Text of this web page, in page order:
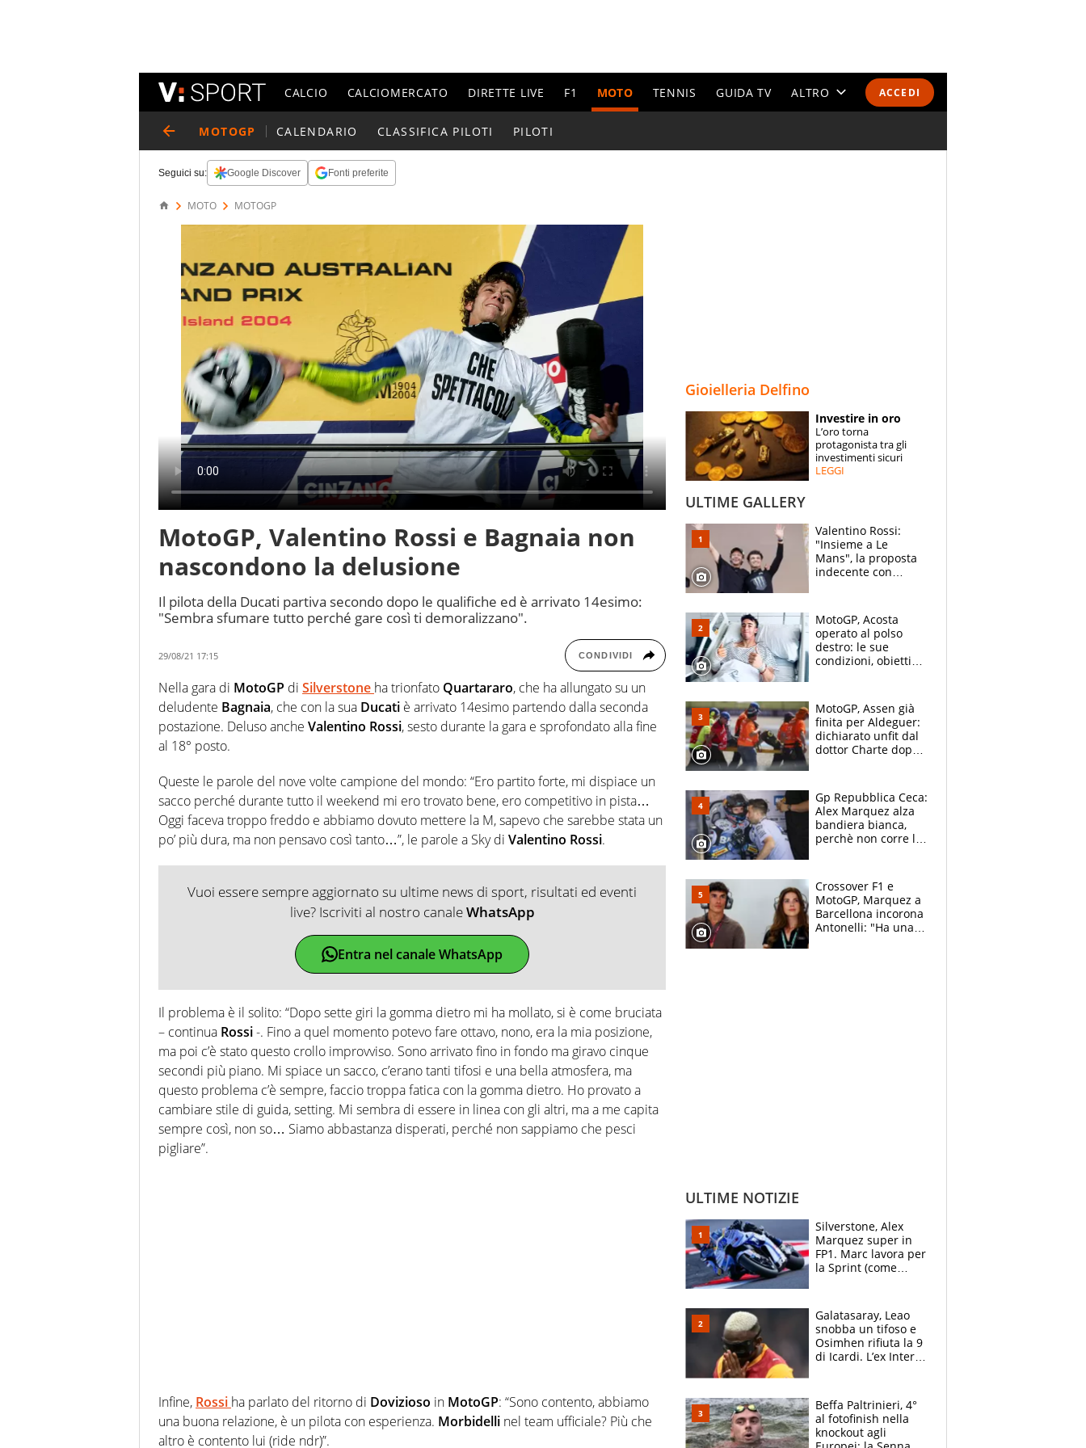
ACCEDI
CALCIO CALCIOMERCATO DIRETTE LIVE F1 MOTO TENNIS GUIDA TV ALTRO
ESPERTI
CONTATTI
MOTOGP CALENDARIO CLASSIFICA PILOTI PILOTI
Seguici su: Google Discover Fonti preferite
MOTO MOTOGP
MotoGP, Valentino Rossi e Bagnaia non
nascondono la delusione
Il pilota della Ducati partiva secondo dopo le qualifiche ed è arrivato 14esimo:
"Sembra sfumare tutto perché gare così ti demoralizzano".
29/08/21 17:15 CONDIVIDI
Nella gara di MotoGP di Silverstone ha trionfato Quartararo, che ha allungato su un
deludente Bagnaia, che con la sua Ducati è arrivato 14esimo partendo dalla seconda
postazione. Deluso anche Valentino Rossi, sesto durante la gara e sprofondato alla fine
al 18° posto.
Queste le parole del nove volte campione del mondo: “Ero partito forte, mi dispiace un
sacco perché durante tutto il weekend mi ero trovato bene, ero competitivo in pista…
Oggi faceva troppo freddo e abbiamo dovuto mettere la M, sapevo che sarebbe stata un
po’ più dura, ma non pensavo così tanto…”, le parole a Sky di Valentino Rossi.
Vuoi essere sempre aggiornato su ultime news di sport, risultati ed eventi
live? Iscriviti al nostro canaleWhatsApp
Entra nel canale WhatsApp
Il problema è il solito: “Dopo sette giri la gomma dietro mi ha mollato, si è come bruciata
– continua Rossi-. Fino a quel momento potevo fare ottavo, nono, era la mia posizione,
ma poi c’è stato questo crollo improvviso. Sono arrivato fino in fondo ma giravo cinque
secondi più piano. Mi spiace un sacco, c’erano tanti tifosi e una bella atmosfera, ma
questo problema c’è sempre, faccio troppa fatica con la gomma dietro. Ho provato a
cambiare stile di guida, setting. Mi sembra di essere in linea con gli altri, ma a me capita
sempre così, non so… Siamo abbastanza disperati, perché non sappiamo che pesci
pigliare”.
Infine, Rossi ha parlato del ritorno di Dovizioso in MotoGP: “Sono contento, abbiamo
una buona relazione, è un pilota con esperienza. Morbidelli nel team ufficiale? Più che
altro è contento lui (ride ndr)”.
Gioielleria Delfino
Investire in oro
L’oro torna
protagonista tra gli
investimenti sicuri
LEGGI
ULTIME GALLERY
Valentino Rossi:
"Insieme a Le
Mans", la proposta
indecente con
Goodwood
MotoGP, Acosta
operato al polso
destro: le sue
condizioni, obiettivo
MotoGP, Assen già
finita per Aldeguer:
dichiarato unfit dal
dottor Charte dopo
Gp Repubblica Ceca:
Alex Marquez alza
bandiera bianca,
perchè non corre la
Crossover F1 e
MotoGP, Marquez a
Barcellona incorona
Antonelli: "Ha una
ULTIME NOTIZIE
Silverstone, Alex
Marquez super in
FP1. Marc lavora per
la Sprint (come
Galatasaray, Leao
snobba un tifoso e
Osimhen rifiuta la 9
di Icardi. L’ex Inter
Beffa Paltrinieri, 4°
al fotofinish nella
knockout agli